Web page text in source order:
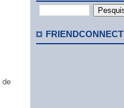
de
FRIENDCONNECT